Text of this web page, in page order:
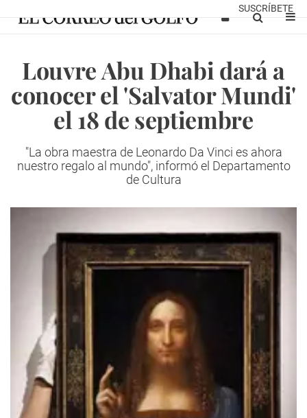
SUSCRÍBETE
Louvre Abu Dhabi dará a
conocer el 'Salvator Mundi'
el 18 de septiembre
"La obra maestra de Leonardo Da Vinci es ahora
nuestro regalo al mundo", informó el Departamento
de Cultura